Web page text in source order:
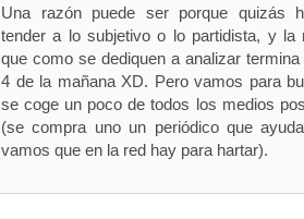
Una razón puede ser porque quizás
tender a lo subjetivo o lo partidista, y la
que como se dediquen a analizar
4 de la mañana XD. Pero vamos para
se coge un poco de todos los medios
(se compra uno un periódico que
vamos que en la red hay para hartar).